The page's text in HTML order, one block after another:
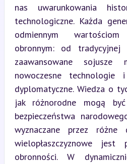
nas uwarunkowania
technologiczne. Każda
odmiennym
obronnym: od tradycyjnej
zaawansowane sojusze
nowoczesne technologie
dyplomatyczne. Wiedza o
jak różnorodne mogą
bezpieczeństwa
wyznaczane przez
wielopłaszczyznowe jest
obronności. W